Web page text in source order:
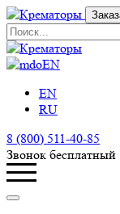
EN
EN
RU
8 (800) 511-40-85
Звонок бесплатный